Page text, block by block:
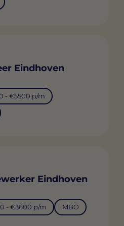
Eindhoven
- €5500 p/m
Eindhoven
- €3600 p/m MBO